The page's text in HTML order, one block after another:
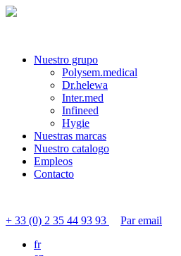
Nuestro grupo
Polysem.medical
Dr.helewa
Inter.med
Infineed
Hygie
Nuestras marcas
Nuestro catalogo
Empleos
Contacto
+ 33 (0) 2 35 44 93 93
Par email
fr